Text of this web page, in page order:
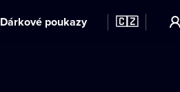
Dárkové poukazy 🇨🇿